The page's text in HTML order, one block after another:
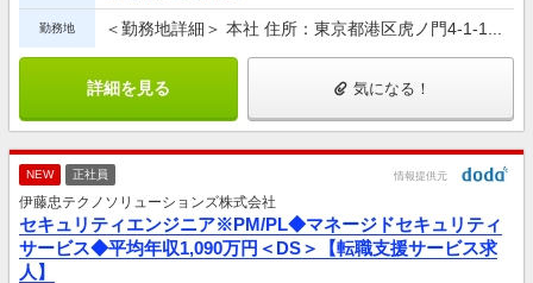
勤務地 ＜勤務地詳細＞ 本社 住所：東京都港区虎ノ門4-1-1...
詳細を見る 気になる！
NEW 正社員 情報提供元
伊藤忠テクノソリューションズ株式会社
セキュリティエンジニア※PM/PL◆マネージドセキュリティ
サービス◆平均年収1,090万円＜DS＞【転職支援サービス求
人】